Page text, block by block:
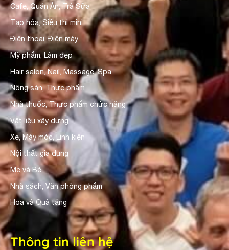
Cafe, Quán Ăn, Trà Sữa
Tạp hóa, Siêu thị mini
Điện thoại, Điện máy
Mỹ phẩm, Làm đẹp
Hair salon, Nail, Massage, Spa
Nông sản, Thực phẩm
Nhà thuốc, Thực phẩm chức năng
Vật liệu xây dựng
Xe, Máy móc, Linh kiện
Nội thất gia dụng
Mẹ và Bé
Nhà sách, Văn phòng phẩm
Hoa và Quà tặng
Thông tin liên hệ